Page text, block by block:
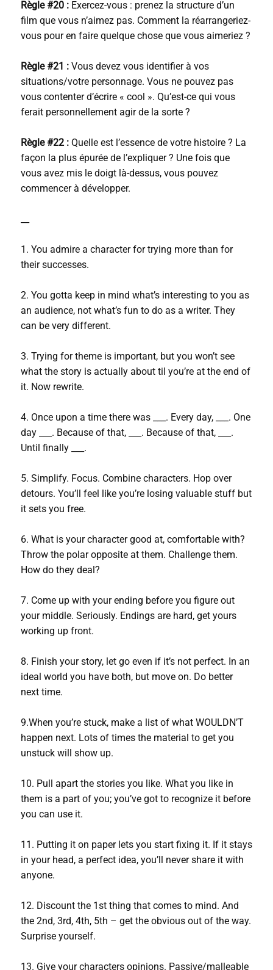
Règle #20 :Exercez-vous : prenez la structure d’un
film que vous n’aimez pas. Comment la réarrangeriez-
vous pour en faire quelque chose que vous aimeriez ?
Règle #21 :Vous devez vous identifier à vos
situations/votre personnage. Vous ne pouvez pas
vous contenter d’écrire « cool ». Qu’est-ce qui vous
ferait personnellement agir de la sorte ?
Règle #22 :Quelle est l’essence de votre histoire ? La
façon la plus épurée de l’expliquer ? Une fois que
vous avez mis le doigt là-dessus, vous pouvez
commencer à développer.
1. You admire a character for trying more than for
their successes.
2. You gotta keep in mind what’s interesting to you as
an audience, not what’s fun to do as a writer. They
can be very different.
3. Trying for theme is important, but you won’t see
what the story is actually about til you’re at the end of
it. Now rewrite.
4. Once upon a time there was ___. Every day, ___. One
day ___. Because of that, ___. Because of that, ___.
Until finally ___.
5. Simplify. Focus. Combine characters. Hop over
detours. You’ll feel like you’re losing valuable stuff but
it sets you free.
6. What is your character good at, comfortable with?
Throw the polar opposite at them. Challenge them.
How do they deal?
7. Come up with your ending before you figure out
your middle. Seriously. Endings are hard, get yours
working up front.
8. Finish your story, let go even if it’s not perfect. In an
ideal world you have both, but move on. Do better
next time.
9.When you’re stuck, make a list of what WOULDN’T
happen next. Lots of times the material to get you
unstuck will show up.
10. Pull apart the stories you like. What you like in
them is a part of you; you’ve got to recognize it before
you can use it.
11. Putting it on paper lets you start fixing it. If it stays
in your head, a perfect idea, you’ll never share it with
anyone.
12. Discount the 1st thing that comes to mind. And
the 2nd, 3rd, 4th, 5th – get the obvious out of the way.
Surprise yourself.
13. Give your characters opinions. Passive/malleable